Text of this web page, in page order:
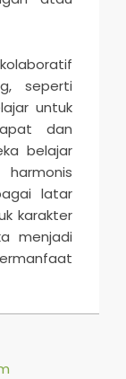
seperti
untuk
dan
belajar
latar
karakter
menjadi